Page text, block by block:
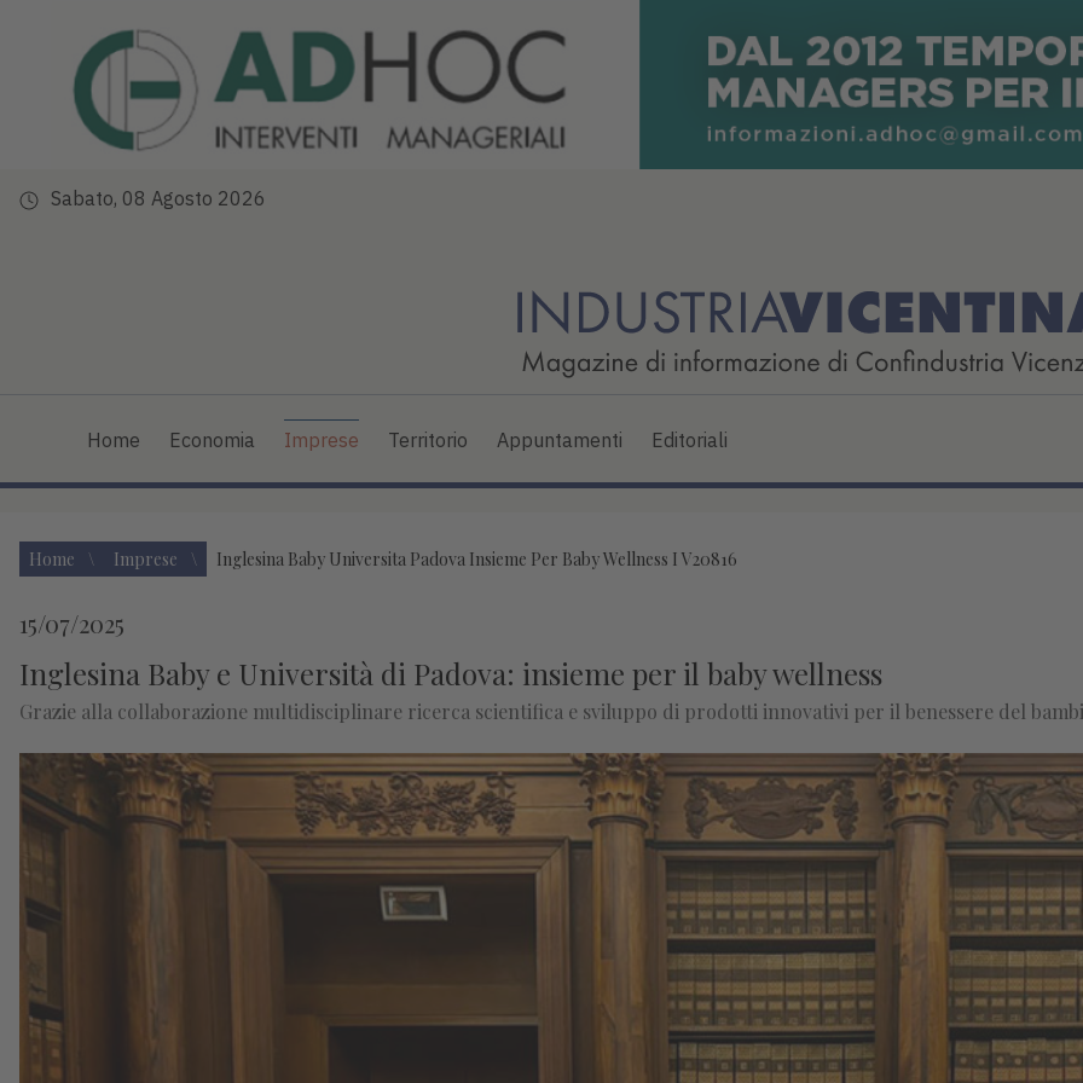
Sabato, 08 Agosto 2026
Home Economia Imprese Territorio Appuntamenti Editoriali
Home Imprese Inglesina Baby Universita Padova Insieme Per Baby Wellness I V20816
15/07/2025
Inglesina Baby e Università di Padova: insieme per il baby wellness
Grazie alla collaborazione multidisciplinare ricerca scientifica e sviluppo di prodotti innovativi per il benessere del